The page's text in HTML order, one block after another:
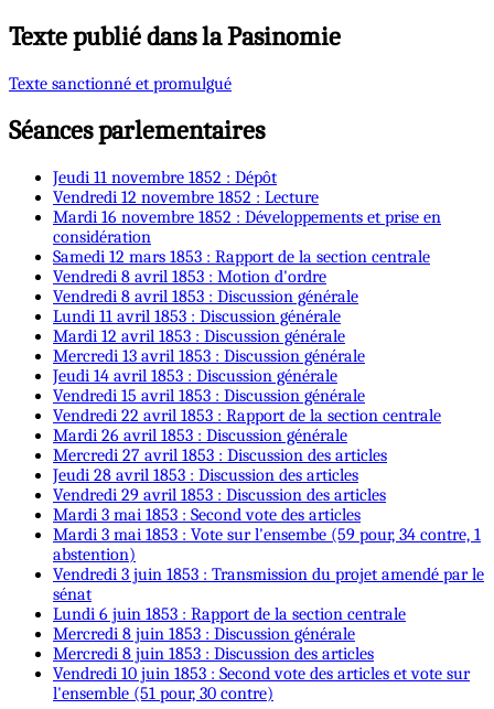
Texte publié dans la Pasinomie
Texte sanctionné et promulgué
Séances parlementaires
Jeudi 11 novembre 1852 : Dépôt
Vendredi 12 novembre 1852 : Lecture
Mardi 16 novembre 1852 : Développements et prise en
considération
Samedi 12 mars 1853 : Rapport de la section centrale
Vendredi 8 avril 1853 : Motion d'ordre
Vendredi 8 avril 1853 : Discussion générale
Lundi 11 avril 1853 : Discussion générale
Mardi 12 avril 1853 : Discussion générale
Mercredi 13 avril 1853 : Discussion générale
Jeudi 14 avril 1853 : Discussion générale
Vendredi 15 avril 1853 : Discussion générale
Vendredi 22 avril 1853 : Rapport de la section centrale
Mardi 26 avril 1853 : Discussion générale
Mercredi 27 avril 1853 : Discussion des articles
Jeudi 28 avril 1853 : Discussion des articles
Vendredi 29 avril 1853 : Discussion des articles
Mardi 3 mai 1853 : Second vote des articles
Mardi 3 mai 1853 : Vote sur l'ensembe (59 pour, 34 contre, 1
abstention)
Vendredi 3 juin 1853 : Transmission du projet amendé par le
sénat
Lundi 6 juin 1853 : Rapport de la section centrale
Mercredi 8 juin 1853 : Discussion générale
Mercredi 8 juin 1853 : Discussion des articles
Vendredi 10 juin 1853 : Second vote des articles et vote sur
l'ensemble (51 pour, 30 contre)